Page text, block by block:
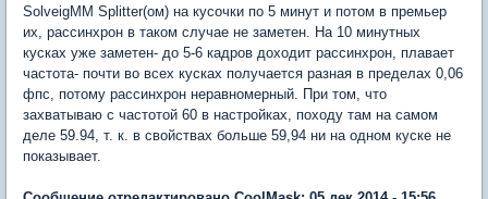
SolveigMM Splitter(ом) на кусочки по 5 минут и потом в премьер
их, рассинхрон в таком случае не заметен. На 10 минутных
кусках уже заметен- до 5-6 кадров доходит рассинхрон, плавает
частота- почти во всех кусках получается разная в пределах 0,06
фпс, потому рассинхрон неравномерный. При том, что
захватываю с частотой 60 в настройках, походу там на самом
деле 59.94, т. к. в свойствах больше 59,94 ни на одном куске не
показывает.